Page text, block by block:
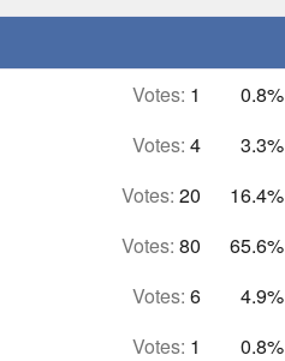
Votes: 1
0.8%
Votes: 4
3.3%
Votes: 20
16.4%
Votes: 80
65.6%
Votes: 6
4.9%
Votes: 1
0.8%